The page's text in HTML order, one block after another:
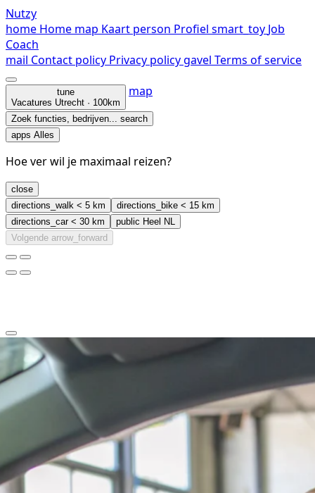
Nutzy
home Home map Kaart person Profiel smart_toy Job
Coach
mail Contact policy Privacy policygavel Terms of service
tune
Vacatures Utrecht · 100km
map
Zoek functies, bedrijven... search
apps Alles
Hoe ver wil je maximaal reizen?
close
directions_walk < 5 km directions_bike < 15 km
directions_car< 30 km public Heel NL
Volgende arrow_forward
clear arrow_back_ios_new
favorite
share